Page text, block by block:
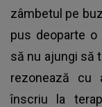
zâmbetul pe
pus deoparte
să nu ajungi să
rezonează cu
înscriu la